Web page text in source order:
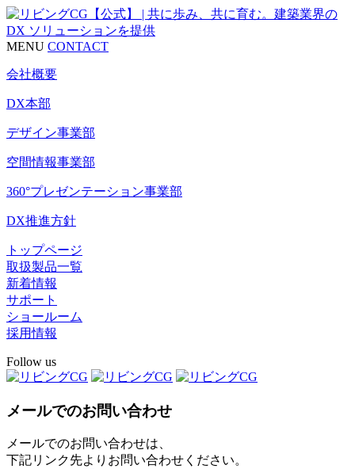
MENU CONTACT
会社概要
DX本部
デザイン事業部
空間情報事業部
360°プレゼンテーション事業部
DX推進方針
トップページ
取扱製品一覧
新着情報
サポート
ショールーム
採用情報
Follow us
メールでのお問い合わせ
メールでのお問い合わせは、
下記リンク先よりお問い合わせください。